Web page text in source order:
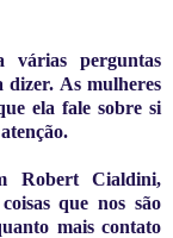
várias perguntas
dizer. As mulheres
ela fale sobre si
Robert Cialdini,
que nos são
mais contato